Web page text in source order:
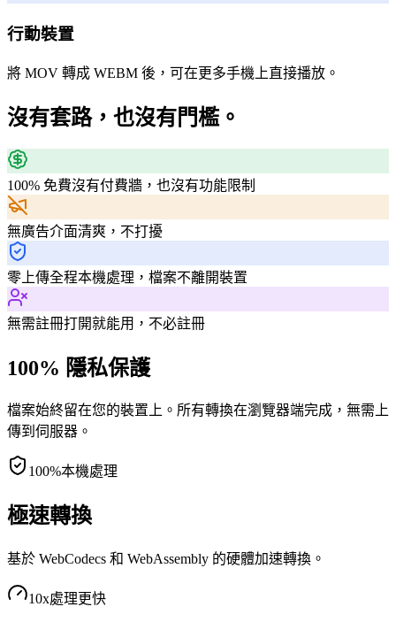
行動裝置
將 MOV 轉成 WEBM 後，可在更多手機上直接播放。
沒有套路，也沒有門檻。
100% 免費沒有付費牆，也沒有功能限制
無廣告介面清爽，不打擾
零上傳全程本機處理，檔案不離開裝置
無需註冊打開就能用，不必註冊
100% 隱私保護
檔案始終留在您的裝置上。所有轉換在瀏覽器端完成，無需上
傳到伺服器。
100%本機處理
極速轉換
基於 WebCodecs 和 WebAssembly 的硬體加速轉換。
10x處理更快